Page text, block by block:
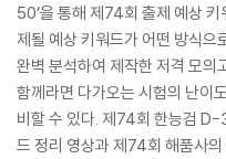
50’을 통해 제74회 출제 예상
제될 예상 키워드가 어떤 방식으
완벽 분석하여 제작한 저격 모의
함께라면 다가오는 시험의 난이
비할 수 있다. 제74회 한능검
드 정리 영상과 제74회 해품사